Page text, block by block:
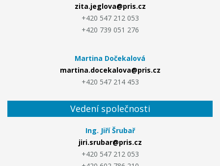
zita.jeglova@pris.cz
+420 547 212 053
+420 739 051 276
Martina Dočekalová
martina.docekalova@pris.cz
+420 547 214 453
Vedení společnosti
Ing. Jiří Šrubař
jiri.srubar@pris.cz
+420 547 212 053